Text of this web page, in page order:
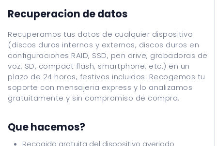
ITALIANO
ENGLISH
ESPANOL
FRANCAIS
DEUTSCH
Recuperacion de datos
Recuperamos tus datos de cualquier dispositivo
(discos duros internos y externos, discos duros en
configuraciones RAID, SSD, pen drive, grabadoras de
voz, SD, compact flash, smartphone, etc.) en un
plazo de 24 horas, festivos incluidos. Recogemos tu
soporte con mensajeria express y lo analizamos
gratuitamente y sin compromiso de compra.
Que hacemos?
Recogida gratuita del dispositivo averiado